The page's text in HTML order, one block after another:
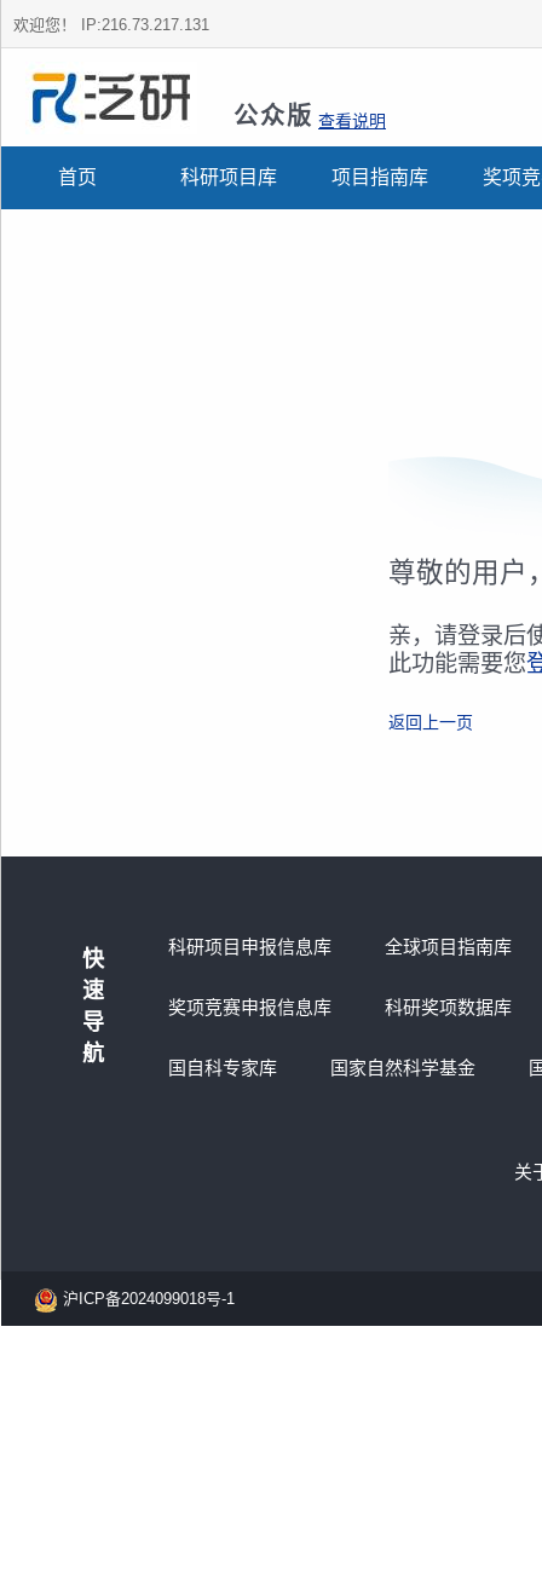
欢迎您！ IP:216.73.217.131
公众版 查看说明
首页 科研项目库 项目指南库 奖项
尊敬的用户
亲，请登录后
此功能需要您
返回上一页
快
速
导
航
科研项目申报信息库 全球项目指南库
奖项竞赛申报信息库 科研奖项数据库
国自科专家库 国家自然科学基金
关
沪ICP备2024099018号-1